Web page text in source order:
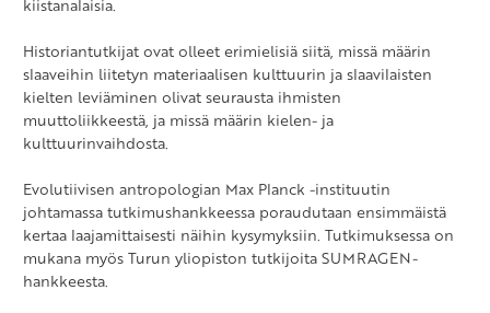
kiistanalaisia.
Historiantutkijat ovat olleet erimielisiä siitä, missä määrin
slaaveihin liitetyn materiaalisen kulttuurin ja slaavilaisten
kielten leviäminen olivat seurausta ihmisten
muuttoliikkeestä, ja missä määrin kielen- ja
kulttuurinvaihdosta.
Evolutiivisen antropologian Max Planck -instituutin
johtamassa tutkimushankkeessa poraudutaan ensimmäistä
kertaa laajamittaisesti näihin kysymyksiin. Tutkimuksessa on
mukana myös Turun yliopiston tutkijoita SUMRAGEN-
hankkeesta.